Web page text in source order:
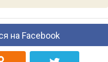
на Facebook